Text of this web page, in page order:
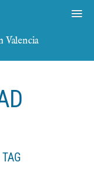
Valencia